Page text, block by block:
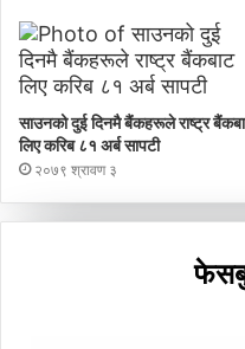
साउनको दुई दिनमै बैंकहरूले राष्ट्र
लिए करिब ८१ अर्ब सापटी
२०७९ श्रावण ३